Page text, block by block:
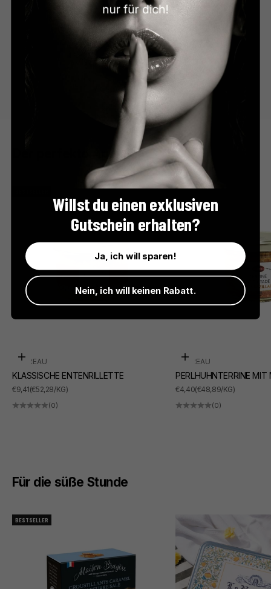
Der perfekte Apéro
In den Warenkorb
SUDREAU
KLASSISCHE ENTENRILLETTE
ANGEBOT
€9,41(€52,28/KG)
(0)
In den Warenkorb
SUDREAU
PERLHUHNTERRINE MIT
ANGEBOT
€4,40(€48,89/KG)
(0)
Für die süße Stunde
BESTSELLER
Willst du einen exklusiven
Gutschein erhalten?
Ja, ich will sparen!
Nein, ich will keinen Rabatt.